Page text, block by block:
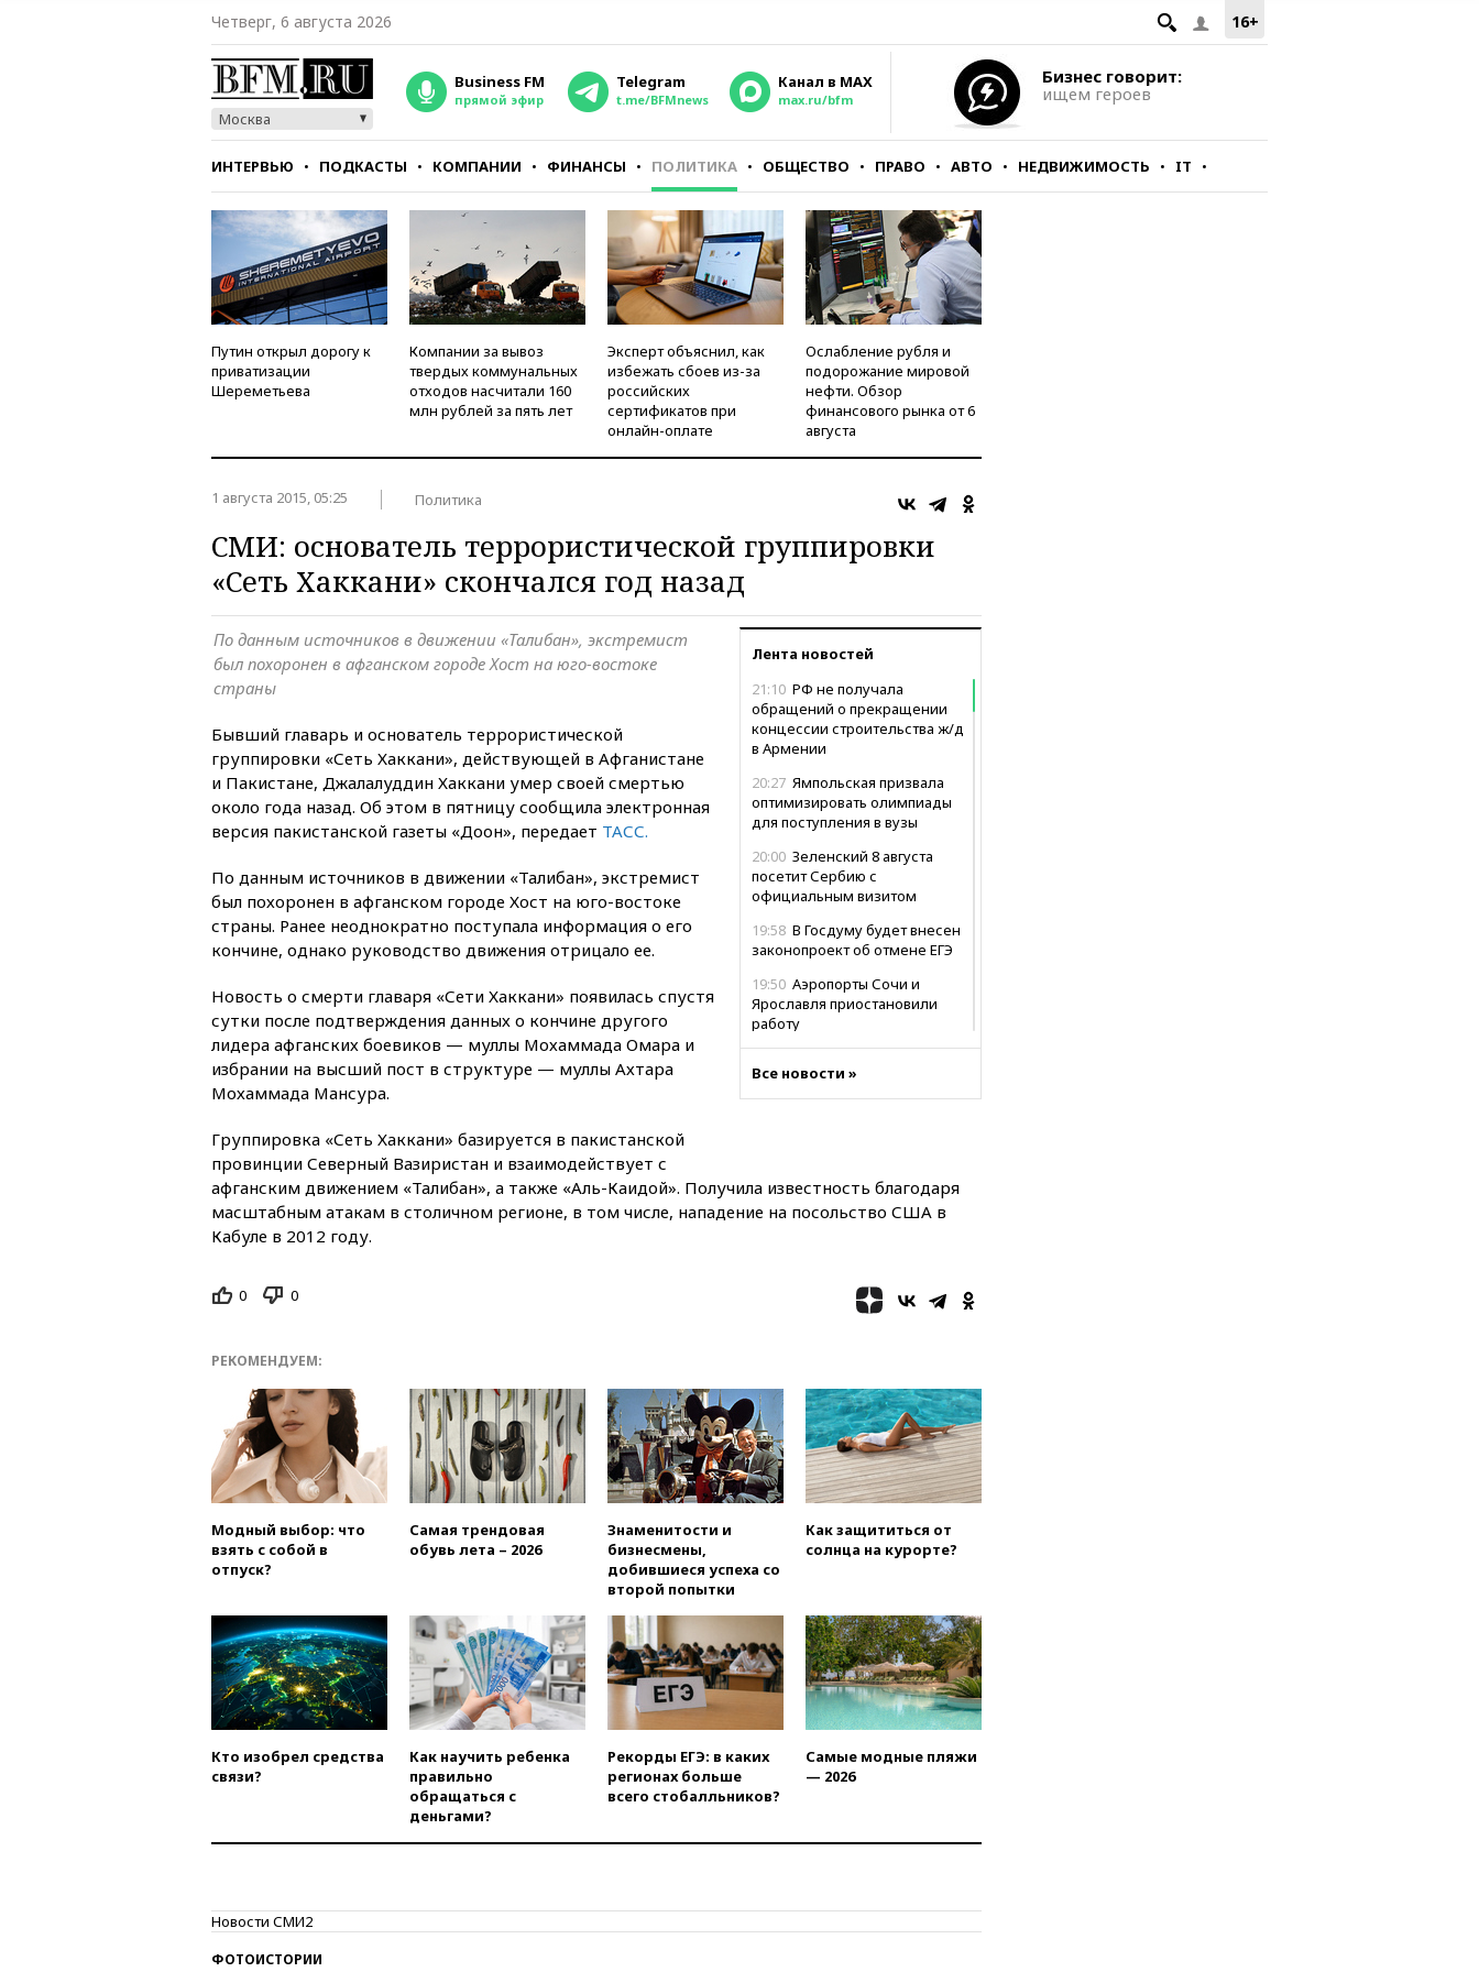
16+
Четверг, 6 августа 2026
Москва
Business FM
прямой эфир
Telegram
t.me/BFMnews
Канал в MAX
max.ru/bfm
Бизнес говорит:
ищем героев
ИНТЕРВЬЮ ПОДКАСТЫ КОМПАНИИ ФИНАНСЫ ПОЛИТИКА ОБЩЕСТВО ПРАВО АВТО НЕДВИЖИМОСТЬ IT
СТИЛЬ ТЕСТЫ
Путин открыл дорогу к
приватизации
Шереметьева
Компании за вывоз
твердых коммунальных
отходов насчитали 160
млн рублей за пять лет
Эксперт объяснил, как
избежать сбоев из-за
российских
сертификатов при
онлайн-оплате
Ослабление рубля и
подорожание мировой
нефти. Обзор
финансового рынка от 6
августа
1 августа 2015, 05:25 Политика
СМИ: основатель террористической группировки
«Сеть Хаккани» скончался год назад
Лента новостей
21:10 РФ не получала
обращений о прекращении
концессии строительства ж/д
в Армении
20:27 Ямпольская призвала
оптимизировать олимпиады
для поступления в вузы
20:00 Зеленский 8 августа
посетит Сербию с
официальным визитом
19:58 В Госдуму будет внесен
законопроект об отмене ЕГЭ
19:50 Аэропорты Сочи и
Ярославля приостановили
работу
доноров-республиканцев
поддержать Вэнса на выборах
года
19:15 Жуковский и аэропорт
Путин уточнил порядок
присвоения воинских званий
Финляндии приходит в упадок
без российских туристов
18:35
В Жуковском и
аэропорту Геленджика
введены ограничения
к критике «Яблока»
18:15
Белгородскую область
18:00
Совет мира выбрал
подрядчика для
строительства военной базы в
«Яблоко» с выборов в Госдуму
17:45
пострадали при ударе ВСУ по
автобусу в Запорожской
Все новости »
По данным источников в движении «Талибан», экстремист
был похоронен в афганском городе Хост на юго-востоке
страны
Бывший главарь и основатель террористической
группировки «Сеть Хаккани», действующей в Афганистане
и Пакистане, Джалалуддин Хаккани умер своей смертью
около года назад. Об этом в пятницу сообщила электронная
версия пакистанской газеты «Доон», передает ТАСС.
По данным источников в движении «Талибан», экстремист
был похоронен в афганском городе Хост на юго-востоке
страны. Ранее неоднократно поступала информация о его
кончине, однако руководство движения отрицало ее.
Новость о смерти главаря «Сети Хаккани» появилась спустя
сутки после подтверждения данных о кончине другого
лидера афганских боевиков — муллы Мохаммада Омара и
избрании на высший пост в структуре — муллы Ахтара
Мохаммада Мансура.
Группировка «Сеть Хаккани» базируется в пакистанской
провинции Северный Вазиристан и взаимодействует с
афганским движением «Талибан», а также «Аль-Каидой». Получила известность благодаря
масштабным атакам в столичном регионе, в том числе, нападение на посольство США в
Кабуле в 2012 году.
0 0
РЕКОМЕНДУЕМ:
Модный выбор: что
взять с собой в
отпуск?
Самая трендовая
обувь лета – 2026
Знаменитости и
бизнесмены,
добившиеся успеха со
второй попытки
Как защититься от
солнца на курорте?
Кто изобрел средства
связи?
Как научить ребенка
правильно
обращаться с
деньгами?
Рекорды ЕГЭ: в каких
регионах больше
всего стобалльников?
Самые модные пляжи
— 2026
Новости СМИ2
ФОТОИСТОРИИ